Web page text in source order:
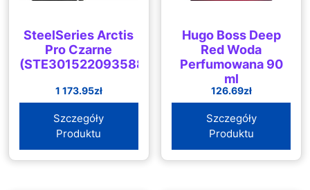
SteelSeries Arctis
Pro Czarne
(STE3015220935886)
1 173.95zł
Szczegóły
Produktu
Hugo Boss Deep
Red Woda
Perfumowana 90
ml
126.69zł
Szczegóły
Produktu